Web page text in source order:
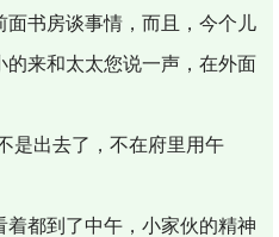
书房谈事情，而且，今个儿
来和太太您说一声，在外面
是出去了，不在府里用午
都到了中午，小家伙的精神